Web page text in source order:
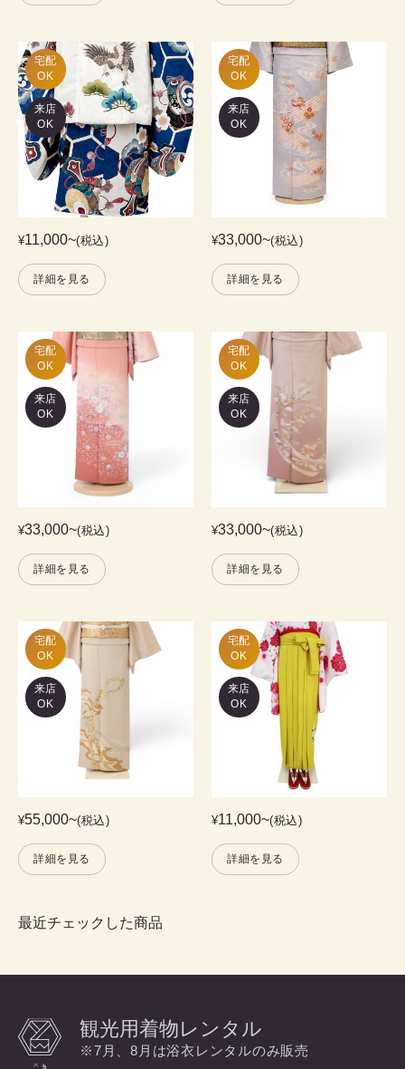
宅配
OK
来店
OK
¥11,000~(税込)
詳細を見る
宅配
OK
来店
OK
¥33,000~(税込)
詳細を見る
宅配
OK
来店
OK
¥33,000~(税込)
詳細を見る
宅配
OK
来店
OK
¥33,000~(税込)
詳細を見る
宅配
OK
来店
OK
¥55,000~(税込)
詳細を見る
宅配
OK
来店
OK
¥11,000~(税込)
詳細を見る
最近チェックした商品
観光用着物レンタル
※7月、8月は浴衣レンタルのみ販売